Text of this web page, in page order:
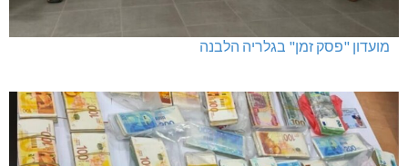
מועדון "פסק זמן" בגלריה הלבנה